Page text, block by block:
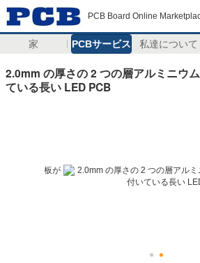
PCB Board Online
家 PCBサービス 私達について
2.0mm の厚さの 2 つの層アルミニウ
ている長い LED PCB